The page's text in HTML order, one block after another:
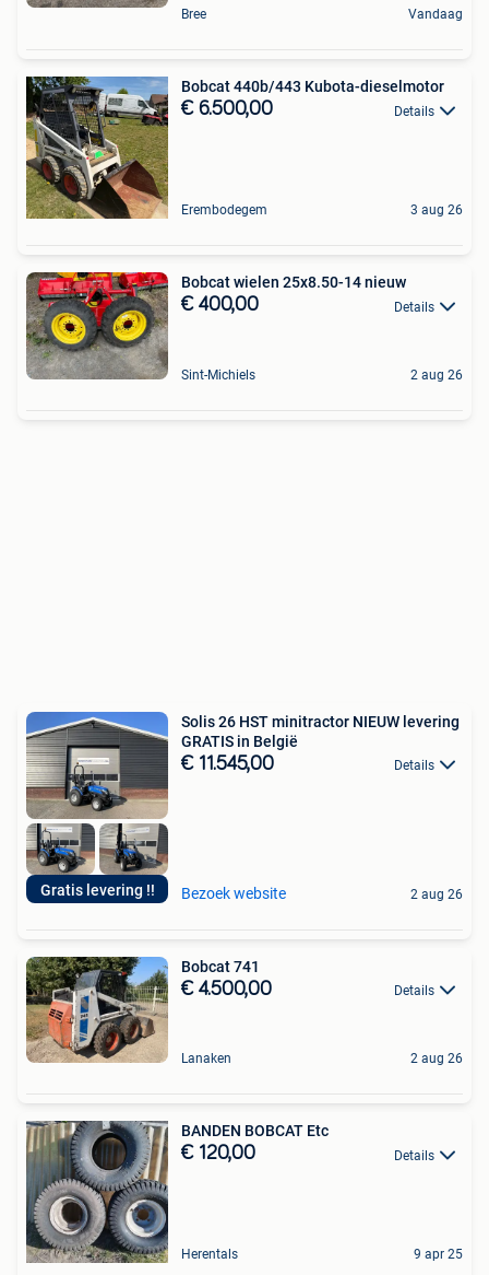
Bree Vandaag
Bobcat 440b/443 Kubota-dieselmotor
€ 6.500,00 Details
Erembodegem 3 aug 26
Bobcat wielen 25x8.50-14 nieuw
€ 400,00 Details
Sint-Michiels 2 aug 26
Gratis levering !!
Solis 26 HST minitractor NIEUW levering
GRATIS in België
€ 11.545,00 Details
Bezoek website 2 aug 26
Bobcat 741
€ 4.500,00 Details
Lanaken 2 aug 26
BANDEN BOBCAT Etc
€ 120,00 Details
Herentals 9 apr 25